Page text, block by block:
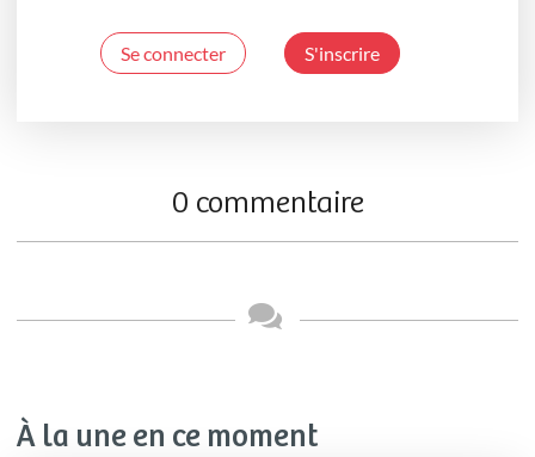
Se connecter S'inscrire
0 commentaire
À la une en ce moment